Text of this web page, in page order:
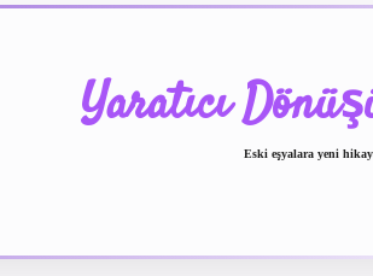
Yaratıcı
Eski eşyalara yeni